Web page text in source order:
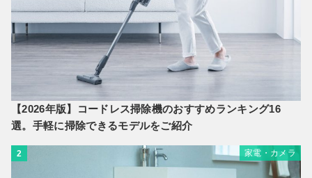
【2026年版】コードレス掃除機のおすすめランキング16
選。手軽に掃除できるモデルをご紹介
2 家電・カメラ